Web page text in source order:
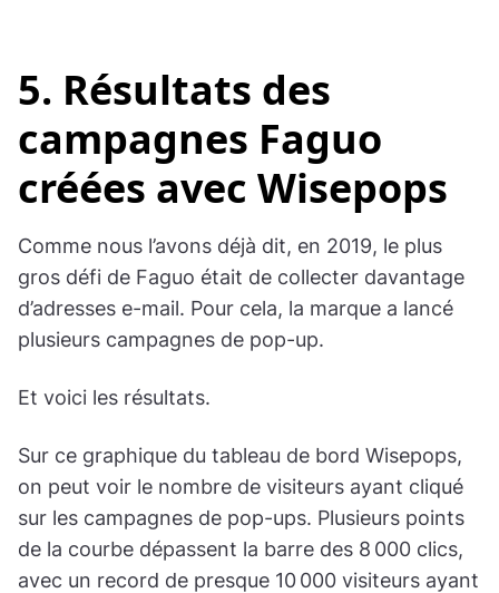
5. Résultats des
campagnes Faguo
créées avec Wisepops
Comme nous l’avons déjà dit, en 2019, le plus
gros défi de Faguo était de collecter davantage
d’adresses e-mail. Pour cela, la marque a lancé
plusieurs campagnes de pop-up.
Et voici les résultats.
Sur ce graphique du tableau de bord Wisepops,
on peut voir le nombre de visiteurs ayant cliqué
sur les campagnes de pop-ups. Plusieurs points
de la courbe dépassent la barre des 8 000 clics,
avec un record de presque 10 000 visiteurs ayant